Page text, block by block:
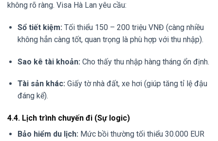
không rõ ràng. Visa Hà Lan yêu cầu:
Sổ tiết kiệm: Tối thiểu 150 – 200 triệu VNĐ (càng nhiều
không hẳn càng tốt, quan trọng là phù hợp với thu nhập).
Sao kê tài khoản: Cho thấy thu nhập hàng tháng ổn định.
Tài sản khác: Giấy tờ nhà đất, xe hơi (giúp tăng tỉ lệ đậu
đáng kể).
4.4. Lịch trình chuyến đi (Sự logic)
Bảo hiểm du lịch: Mức bồi thường tối thiểu 30.000 EUR